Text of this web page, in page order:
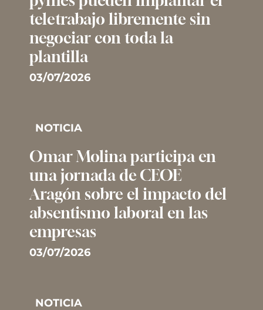
teletrabajo libremente sin
negociar con toda la
plantilla
03/07/2026
NOTICIA
Omar Molina participa en
una jornada de CEOE
Aragón sobre el impacto del
absentismo laboral en las
empresas
03/07/2026
NOTICIA